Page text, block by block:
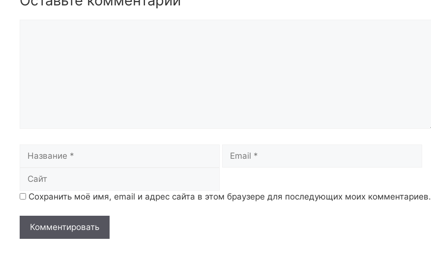
Название Email
Сохранить моё имя, email и адрес сайта в этом браузере для последующих моих комментариев.